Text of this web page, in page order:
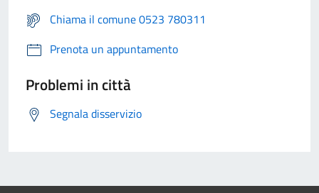
Chiama il comune 0523 780311
Prenota un appuntamento
Problemi in città
Segnala disservizio